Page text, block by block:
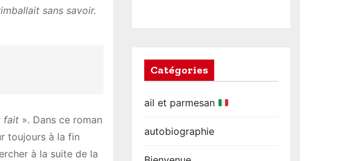
sans savoir.
fait ». Dans ce roman
toujours à la fin
à la suite de la
Catégories
ail et parmesan
autobiographie